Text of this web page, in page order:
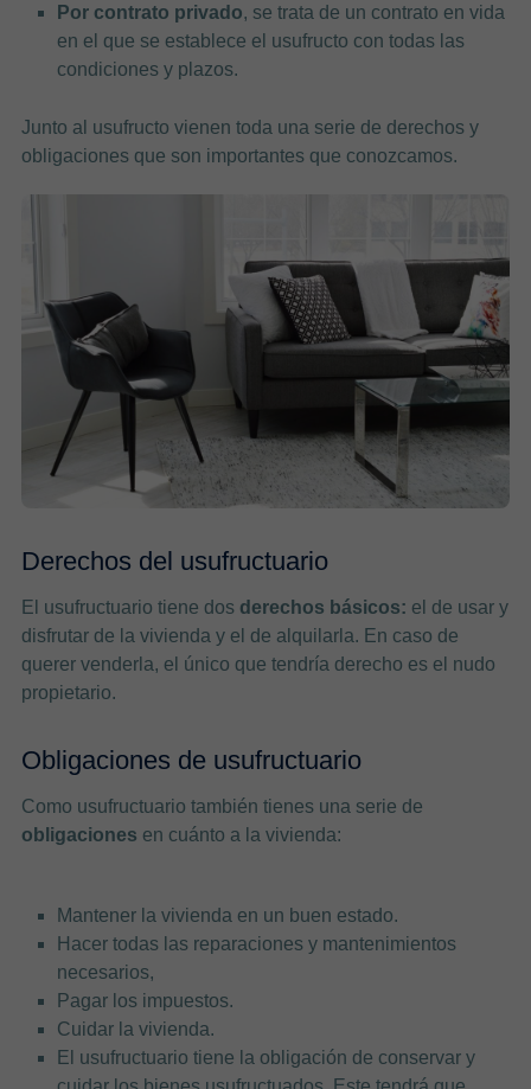
Por contrato privado, se trata de un contrato en vida
en el que se establece el usufructo con todas las
condiciones y plazos.
Junto al usufructo vienen toda una serie de derechos y
obligaciones que son importantes que conozcamos.
Derechos del usufructuario
El usufructuario tiene dos derechos básicos: el de usar y
disfrutar de la vivienda y el de alquilarla. En caso de
querer venderla, el único que tendría derecho es el nudo
propietario.
Obligaciones de usufructuario
Como usufructuario también tienes una serie de
obligaciones en cuánto a la vivienda:
Mantener la vivienda en un buen estado.
Hacer todas las reparaciones y mantenimientos
necesarios,
Pagar los impuestos.
Cuidar la vivienda.
El usufructuario tiene la obligación de conservar y